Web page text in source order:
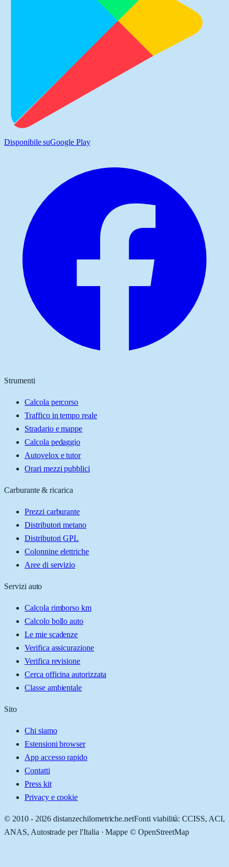
Disponibile suGoogle Play
Strumenti
Calcola percorso
Traffico in tempo reale
Stradario e mappe
Calcola pedaggio
Autovelox e tutor
Orari mezzi pubblici
Carburante & ricarica
Prezzi carburante
Distributori metano
Distributori GPL
Colonnine elettriche
Aree di servizio
Servizi auto
Calcola rimborso km
Calcolo bollo auto
Le mie scadenze
Verifica assicurazione
Verifica revisione
Cerca officina autorizzata
Classe ambientale
Sito
Chi siamo
Estensioni browser
App accesso rapido
Contatti
Press kit
Privacy e cookie
© 2010 - 2026 distanzechilometriche.netFonti viabilità: CCISS, ACI,
ANAS, Autostrade per l'Italia · Mappe © OpenStreetMap